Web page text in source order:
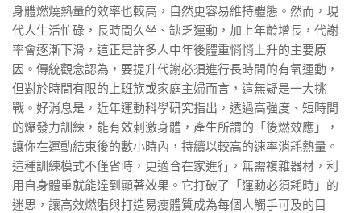
身體燃燒熱量的效率也較高，自然更容易維持體態。然而，現
代人生活忙碌，長時間久坐、缺乏運動，加上年齡增長，代謝
率會逐漸下滑，這正是許多人中年後體重悄悄上升的主要原
因。傳統觀念認為，要提升代謝必須進行長時間的有氧運動，
但對於時間有限的上班族或家庭主婦而言，這無疑是一大挑
戰。好消息是，近年運動科學研究指出，透過高強度、短時間
的爆發力訓練，能有效刺激身體，產生所謂的「後燃效應」，
讓你在運動結束後的數小時內，持續以較高的速率消耗熱量。
這種訓練模式不僅省時，更適合在家進行，無需複雜器材，利
用自身體重就能達到顯著效果。它打破了「運動必須耗時」的
迷思，讓高效燃脂與打造易瘦體質成為每個人觸手可及的目